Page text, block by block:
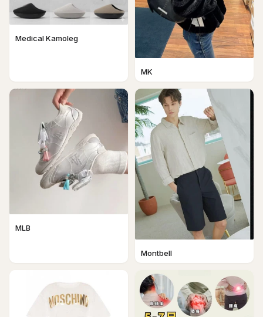
Medical Kamoleg
MK
MLB
Montbell